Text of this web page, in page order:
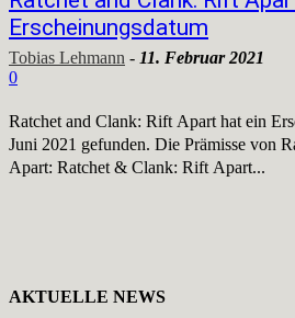
Erscheinungsdatum
Tobias Lehmann - 11. Februar 2021
0
Ratchet and Clank: Rift Apart hat ein
Juni 2021 gefunden. Die Prämisse von
Apart: Ratchet & Clank: Rift Apart...
AKTUELLE NEWS